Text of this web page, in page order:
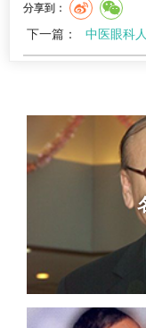
分享到：
下一篇： 中医眼科